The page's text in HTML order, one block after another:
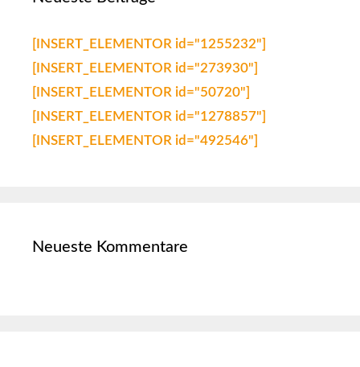
[INSERT_ELEMENTOR id="1255232"]
[INSERT_ELEMENTOR id="273930"]
[INSERT_ELEMENTOR id="50720"]
[INSERT_ELEMENTOR id="1278857"]
[INSERT_ELEMENTOR id="492546"]
Neueste Kommentare